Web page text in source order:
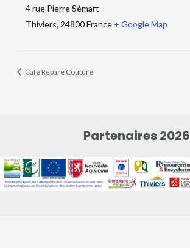
4 rue Pierre Sémart
Thiviers, 24800 France + Google Map
Café Répare Couture
Partenaires 2026